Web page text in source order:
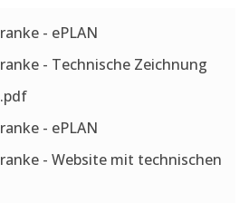
- ePLAN
- Technische Zeichnung
- ePLAN
- Website mit technischen